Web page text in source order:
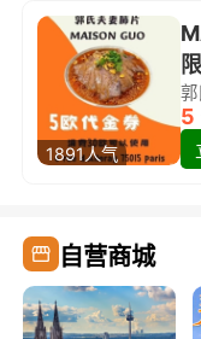
1891人气
5
自营商城